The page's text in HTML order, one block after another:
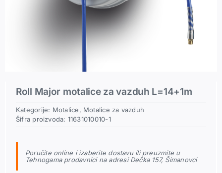
Pneumatski priključci
Rezerni delovi
Roll Major motalice za vazduh L=14+1m
Kategorije: Motalice, Motalice za vazduh
Šifra proizvoda: 11631010010-1
Poručite online i izaberite dostavu ili preuzmite u
Tehnogama prodavnici na adresi Dečka 157, Šimanovci